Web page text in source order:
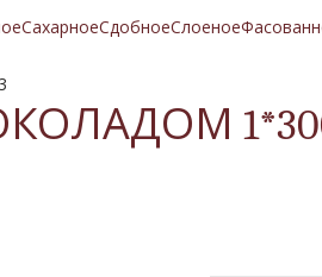
СахарноеСдобноеСлоеное